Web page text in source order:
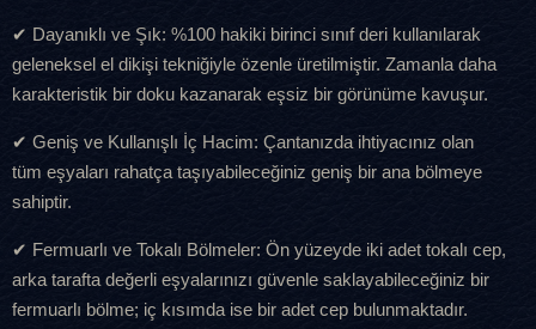
✔ Dayanıklı ve Şık: %100 hakiki birinci sınıf deri kullanılarak
geleneksel el dikişi tekniğiyle özenle üretilmiştir. Zamanla daha
karakteristik bir doku kazanarak eşsiz bir görünüme kavuşur.
✔ Geniş ve Kullanışlı İç Hacim: Çantanızda ihtiyacınız olan
tüm eşyaları rahatça taşıyabileceğiniz geniş bir ana bölmeye
sahiptir.
✔ Fermuarlı ve Tokalı Bölmeler: Ön yüzeyde iki adet tokalı cep,
arka tarafta değerli eşyalarınızı güvenle saklayabileceğiniz bir
fermuarlı bölme; iç kısımda ise bir adet cep bulunmaktadır.